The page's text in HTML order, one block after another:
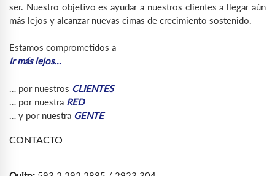
ser. Nuestro objetivo es ayudar a nuestros clientes a llegar aún
más lejos y alcanzar nuevas cimas de crecimiento sostenido.
Estamos comprometidos a
Ir más lejos…
… por nuestros CLIENTES
… por nuestra RED
… y por nuestra GENTE
CONTACTO